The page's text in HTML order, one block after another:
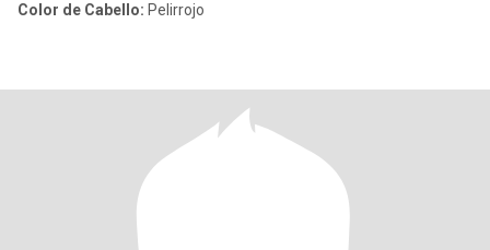
Color de Cabello: Pelirrojo